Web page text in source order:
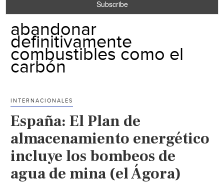
abandonar
definitivamente
combustibles como el
carbón
INTERNACIONALES
España: El Plan de
almacenamiento energético
incluye los bombeos de
agua de mina (el Ágora)